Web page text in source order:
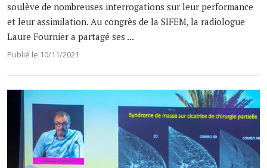
soulève de nombreuses interrogations sur leur performance
et leur assimilation. Au congrès de la SIFEM, la radiologue
Laure Fournier a partagé ses ...
Publié le 10/11/2021